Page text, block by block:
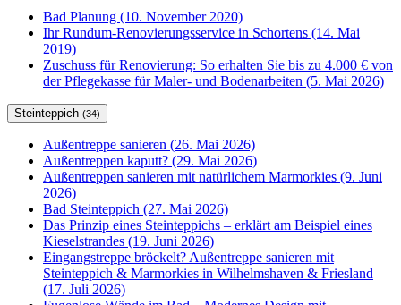
Bad Planung (10. November 2020)
Ihr Rundum-Renovierungsservice in Schortens (14. Mai
2019)
Zuschuss für Renovierung: So erhalten Sie bis zu 4.000 € von
der Pflegekasse für Maler- und Bodenarbeiten (5. Mai 2026)
Steinteppich (34)
Außentreppe sanieren (26. Mai 2026)
Außentreppen kaputt? (29. Mai 2026)
Außentreppen sanieren mit natürlichem Marmorkies (9. Juni
2026)
Bad Steinteppich (27. Mai 2026)
Das Prinzip eines Steinteppichs – erklärt am Beispiel eines
Kieselstrandes (19. Juni 2026)
Eingangstreppe bröckelt? Außentreppe sanieren mit
Steinteppich & Marmorkies in Wilhelmshaven & Friesland
(17. Juli 2026)